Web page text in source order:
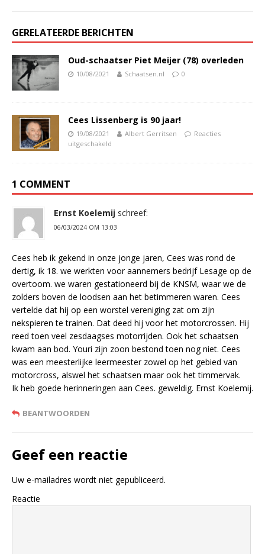
GERELATEERDE BERICHTEN
Oud-schaatser Piet Meijer (78) overleden
10/08/2021 Schaatsen.nl 0
Cees Lissenberg is 90 jaar!
19/08/2021 Albert Gerritsen
Reacties
uitgeschakeld
1 COMMENT
Ernst Koelemij schreef:
06/03/2024 OM 13:03
Cees heb ik gekend in onze jonge jaren, Cees was rond de
dertig, ik 18. we werkten voor aannemers bedrijf Lesage op de
overtoom. we waren gestationeerd bij de KNSM, waar we de
zolders boven de loodsen aan het betimmeren waren. Cees
vertelde dat hij op een worstel vereniging zat om zijn
nekspieren te trainen. Dat deed hij voor het motorcrossen. Hij
reed toen veel zesdaagses motorrijden. Ook het schaatsen
kwam aan bod. Youri zijn zoon bestond toen nog niet. Cees
was een meesterlijke leermeester zowel op het gebied van
motorcross, alswel het schaatsen maar ook het timmervak.
Ik heb goede herinneringen aan Cees. geweldig. Ernst Koelemij.
BEANTWOORDEN
Geef een reactie
Uw e-mailadres wordt niet gepubliceerd.
Reactie